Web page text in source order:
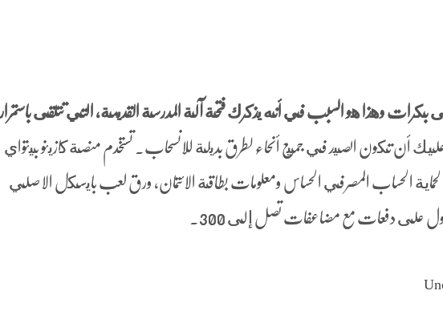
بكرات وهذا هو السبب في أنه يذكرك فتحة آلة المدرسة القديمة، التي تتلقى باستمرار
أن تكون الصيد في جميع أنحاء لطرق بديلة للانسحاب. تستخدم منصة كازينو بيتواي
لحماية الحساب المصرفي الحساس ومعلومات بطاقة الائتمان، ورق لعب بايسكل الاصلي
على دفعات مع مضاعفات تصل إلى 300.